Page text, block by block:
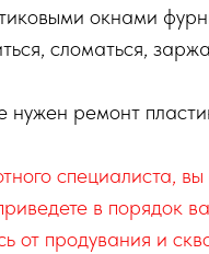
окнами
сломаться,
нужен ремонт
специалиста,
в порядок
от продувания и